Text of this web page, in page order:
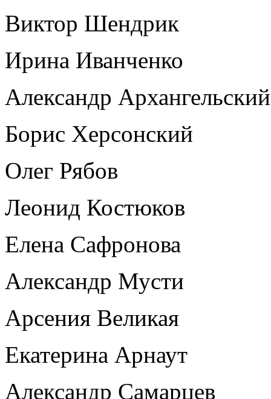
Виктор Шендрик
Ирина Иванченко
Александр Архангельский
Борис Херсонский
Олег Рябов
Леонид Костюков
Елена Сафронова
Александр Мусти
Арсения Великая
Екатерина Арнаут
Александр Самарцев